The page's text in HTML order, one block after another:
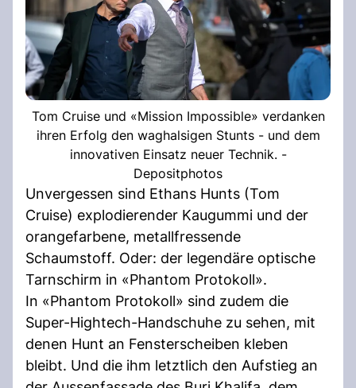
Tom Cruise und «Mission Impossible» verdanken
ihren Erfolg den waghalsigen Stunts - und dem
innovativen Einsatz neuer Technik. -
Depositphotos
Unvergessen sind Ethans Hunts (Tom
Cruise) explodierender Kaugummi und der
orangefarbene, metallfressende
Schaumstoff. Oder: der legendäre optische
Tarnschirm in «Phantom Protokoll».
In «Phantom Protokoll» sind zudem die
Super-Hightech-Handschuhe zu sehen, mit
denen Hunt an Fensterscheiben kleben
bleibt. Und die ihm letztlich den Aufstieg an